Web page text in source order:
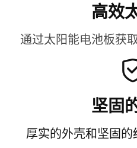
高效
通过太阳能电池板获
坚固
厚实的外壳和坚固